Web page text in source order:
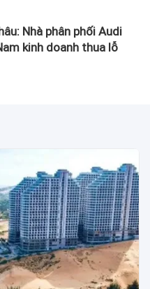
Nhà phân phối Audi
kinh doanh thua lỗ